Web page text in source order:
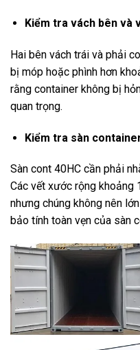
Kiểm tra vách bên và
Hai bên vách trái và phải
bị móp hoặc phình hơn
rằng container không bị
quan trọng.
Kiểm tra sàn
Sàn cont 40HC cần phải
Các vết xước rộng khoảng
nhưng chúng không nên
bảo tính toàn vẹn của sàn